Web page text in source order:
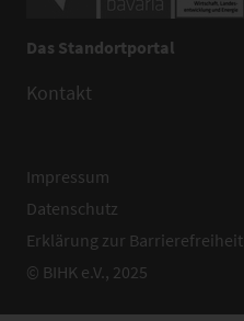
Das Standortportal
Kontakt
Impressum
Datenschutz
Erklärung zur Barrierefreiheit
© BIHK e.V., 2025